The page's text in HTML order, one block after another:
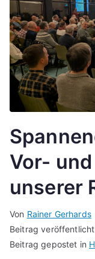
Vor-
unserer
Von Rainer Gerhards
Beitrag
Beitrag gepostet in